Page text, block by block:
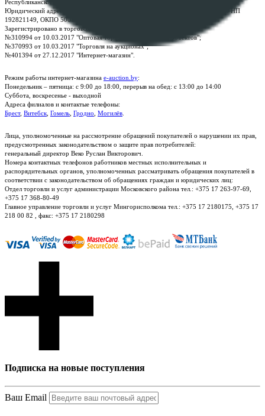
Республиканское унитарное предприятие по оказанию услуг "БелЮрОбеспечение"
Юридический адрес: г. Минск, пр-т. Дзержинского, 1Б, e-mail:
, УНП
192821149, ОКПО 500111895000
Зарегистрировано в торговом реестре Республики Беларусь:
№310994 от 10.03.2017 "Оптовая торговля без торговых объектов";
№370993 от 10.03.2017 "Торговля на аукционах";
№401394 от 27.12.2017 "Интернет-магазин".
Режим работы интернет-магазина e-auction.by:
Понедельник – пятница: с 9:00 до 18:00, перерыв на обед: с 13:00 до 14:00
Суббота, воскресенье - выходной
Адреса филиалов и контактые телефоны:
Брест, Витебск Гомель Гродно Могилёв
Лица, уполномоченные на рассмотрение обращений покупателей о нарушении их прав,
предусмотренных законодательством о защите прав потребителей:
генеральный директор Веко Руслан Викторович.
Номера контактных телефонов работников местных исполнительных и
распорядительных органов, уполномоченных рассматривать обращения покупателей в
соответствии с законодательством об обращениях граждан и юридических лиц:
Отдел торговли и услуг администрации Московского района тел.: +375 17 263-97-69,
+375 17 368-80-49
Главное управление торговли и услуг Мингорисполкома тел.: +375 17 2180175, +375 17
218 00 82 , факс: +375 17 2180298
Подписка на новые поступления
Ваш Email